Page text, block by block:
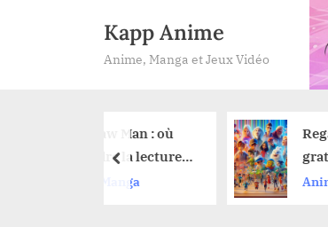
Kapp Anime
Anime, Manga et Jeux Vidéo
Regarder des
gratuitement et en
toute légalité : nos
astuces pour ne rien
Anime-Manga
prev